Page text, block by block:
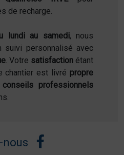
de recharge.
lundi au samedi, nous
suivi personnalisé avec
. Votre satisfaction étant
chantier est livré propre
conseils professionnels
nous